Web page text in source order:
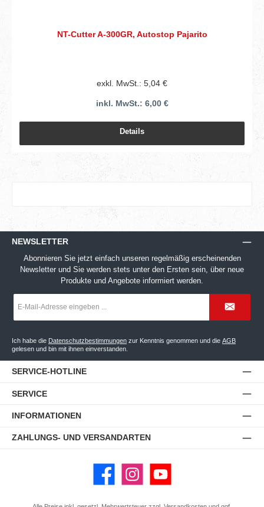
NT-Cutter A-300GR, Autostop Pajarito
exkl. MwSt.: 5,04 €
inkl. MwSt.: 6,00 €
Details
NEWSLETTER
Abonnieren Sie jetzt einfach unseren regelmäßig erscheinenden
Newsletter und Sie werden stets unter den Ersten sein, über neue
Produkte und Angebote informiert werden.
Mail-
*
Ich habe die Datenschutzbestimmungen zur Kenntnis genommen und die AGB
gelesen und bin mit ihnen einverstanden.
SERVICE-HOTLINE
SERVICE
INFORMATIONEN
ZAHLUNGS- UND VERSANDARTEN
Facebook Instagram YouTube